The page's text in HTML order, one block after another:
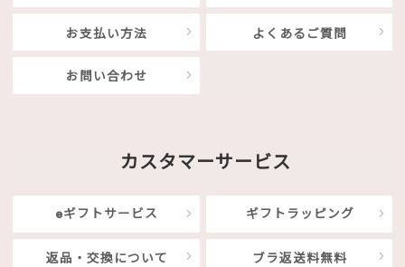
お支払い方法 よくあるご質問
お問い合わせ
カスタマーサービス
eギフトサービス ギフトラッピング
返品・交換について ブラ返送料無料